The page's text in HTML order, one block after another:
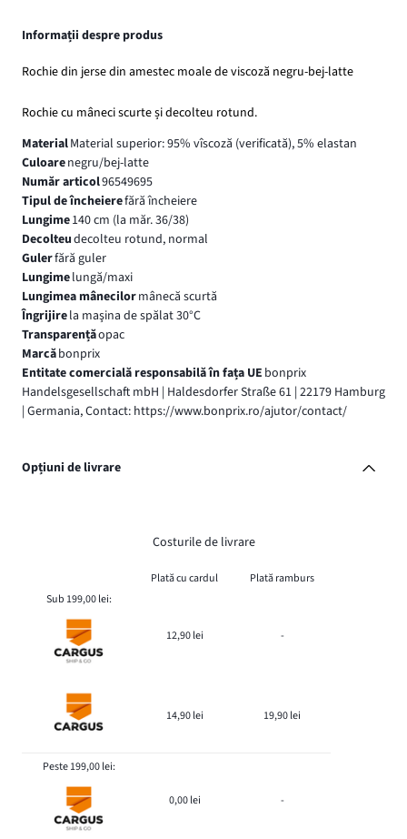
Informații despre produs
Rochie din jerse din amestec moale de viscoză negru-bej-latte
Rochie cu mâneci scurte și decolteu rotund.
MaterialMaterial superior: 95% vîscoză (verificată), 5% elastan
Culoarenegru/bej-latte
Număr articol96549695
Tipul de încheierefără încheiere
Lungime140 cm (la măr. 36/38)
Decolteudecolteu rotund, normal
Gulerfără guler
Lungimelungă/maxi
Lungimea mânecilormânecă scurtă
Îngrijirela maşina de spălat 30°C
Transparențăopac
Marcăbonprix
Entitate comercială responsabilă în fața UE bonprix
Handelsgesellschaft mbH | Haldesdorfer Straße 61 | 22179 Hamburg
| Germania, Contact: https://www.bonprix.ro/ajutor/contact/
Opțiuni de livrare
Costurile de livrare
Plată cu cardul
Plată ramburs
Sub 199,00 lei:
12,90 lei -
14,90 lei 19,90 lei
Peste 199,00 lei:
0,00 lei -